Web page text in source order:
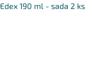
Edex 190 ml - sada 2 ks